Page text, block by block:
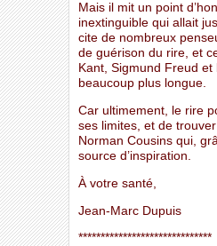
Mais il mit un point
inextinguible qui allait
cite de nombreux
de guérison du rire, et
Kant, Sigmund Freud
beaucoup plus longue.
Car ultimement, le rire
ses limites, et de
Norman Cousins qui,
source d’inspiration.
À votre santé,
Jean-Marc Dupuis
******************************